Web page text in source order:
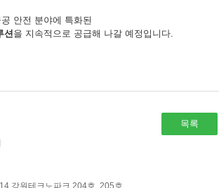
안전 분야에 특화된
션을 지속적으로 공급해 나갈 예정입니다.
목록
강원테크노파크 204호, 205호